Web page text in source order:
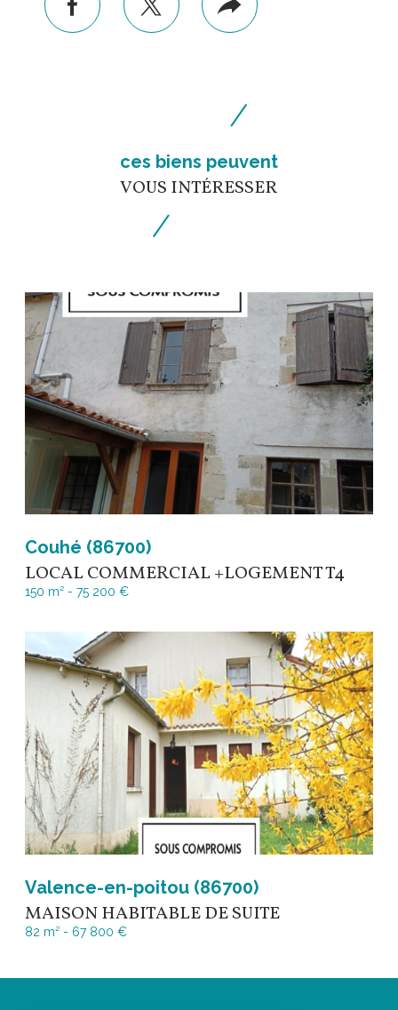
facebooktwitterPlus
de
ces biens peuvent
VOUS INTÉRESSER
Couhé (86700)
LOCAL COMMERCIAL +LOGEMENT T4
150 m² - 75 200 €
Valence-en-poitou (86700)
MAISON HABITABLE DE SUITE
82 m² - 67 800 €